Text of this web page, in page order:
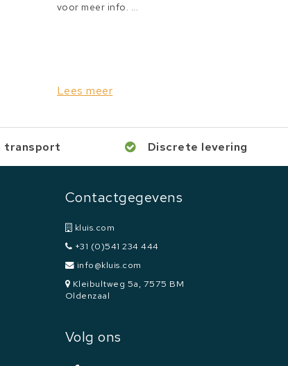
voor meer info. ...
Lees meer
transport Discrete levering
Contactgegevens
kluis.com
+31 (0)541 234 444
info@kluis.com
Kleibultweg 5a, 7575 BM
Oldenzaal
Volg ons